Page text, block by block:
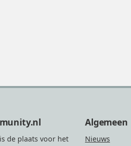
de plaats voor het
Algemeen
Nieuws